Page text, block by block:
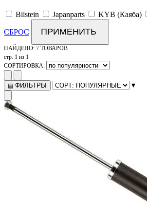
Bilstein Japanparts KYB (Каяба)
СБРОС ПРИМЕНИТЬ
НАЙДЕНО: 7 ТОВАРОВ
стр. 1 из 1
СОРТИРОВКА:
▤ ФИЛЬТРЫ ▾